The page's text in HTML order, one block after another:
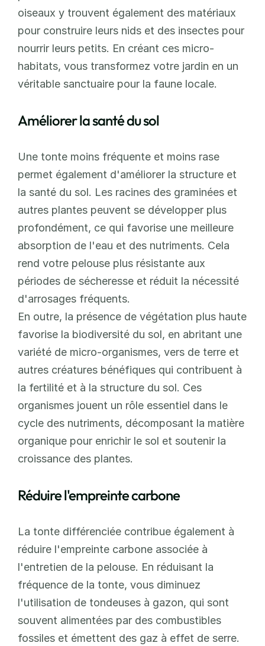
oiseaux y trouvent également des matériaux
pour construire leurs nids et des insectes pour
nourrir leurs petits. En créant ces micro-
habitats, vous transformez votre jardin en un
véritable sanctuaire pour la faune locale.
Améliorer la santé du sol
Une tonte moins fréquente et moins rase
permet également d'améliorer la structure et
la santé du sol. Les racines des graminées et
autres plantes peuvent se développer plus
profondément, ce qui favorise une meilleure
absorption de l'eau et des nutriments. Cela
rend votre pelouse plus résistante aux
périodes de sécheresse et réduit la nécessité
d'arrosages fréquents.
En outre, la présence de végétation plus haute
favorise la biodiversité du sol, en abritant une
variété de micro-organismes, vers de terre et
autres créatures bénéfiques qui contribuent à
la fertilité et à la structure du sol. Ces
organismes jouent un rôle essentiel dans le
cycle des nutriments, décomposant la matière
organique pour enrichir le sol et soutenir la
croissance des plantes.
Réduire l'empreinte carbone
La tonte différenciée contribue également à
réduire l'empreinte carbone associée à
l'entretien de la pelouse. En réduisant la
fréquence de la tonte, vous diminuez
l'utilisation de tondeuses à gazon, qui sont
souvent alimentées par des combustibles
fossiles et émettent des gaz à effet de serre.